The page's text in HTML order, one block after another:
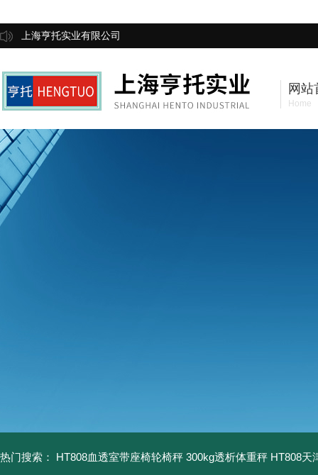
上海亨托实业有限公司
网站
Home
热门搜索： HT808血透室带座椅轮椅秤 300kg透析体重秤 HT808天